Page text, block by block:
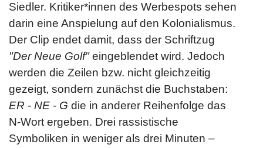
Siedler. Kritiker*innen des Werbespots sehen
darin eine Anspielung auf den Kolonialismus.
Der Clip endet damit, dass der Schriftzug
"Der Neue Golf"eingeblendet wird. Jedoch
werden die Zeilen bzw. nicht gleichzeitig
gezeigt, sondern zunächst die Buchstaben:
ER - NE - G die in anderer Reihenfolge das
N-Wort ergeben. Drei rassistische
Symboliken in weniger als drei Minuten –